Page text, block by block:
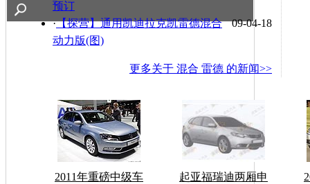
预订
09-04-18
·【探营】通用凯迪拉克凯雷德混合
动力版(图)
更多关于 混合 雷德 的新闻>>
2011年重磅中级车
起亚福瑞迪两厢申